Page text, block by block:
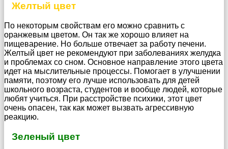
Желтый цвет
По некоторым свойствам его можно сравнить с
оранжевым цветом. Он так же хорошо влияет на
пищеварение. Но больше отвечает за работу печени.
Желтый цвет не рекомендуют при заболеваниях желудка
и проблемах со сном. Основное направление этого цвета
идет на мыслительные процессы. Помогает в улучшении
памяти, поэтому его лучше использовать для детей
школьного возраста, студентов и вообще людей, которые
любят учиться. При расстройстве психики, этот цвет
очень опасен, так как может вызвать агрессивную
реакцию.
Зеленый цвет